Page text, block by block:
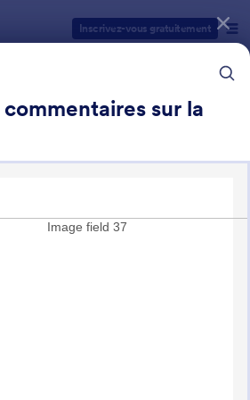
Inscrivez-vous gratuitement
sur la
de commentaire
de formulaires